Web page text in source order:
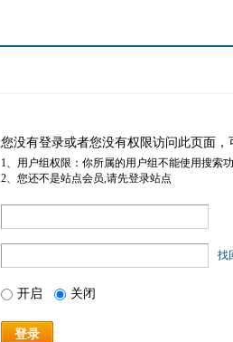
您没有登录或者您没有权限访问此页面
1、用户组权限：你所属的用户组不能使用搜索
2、您还不是站点会员,请先登录站点
找
开启 关闭
登录